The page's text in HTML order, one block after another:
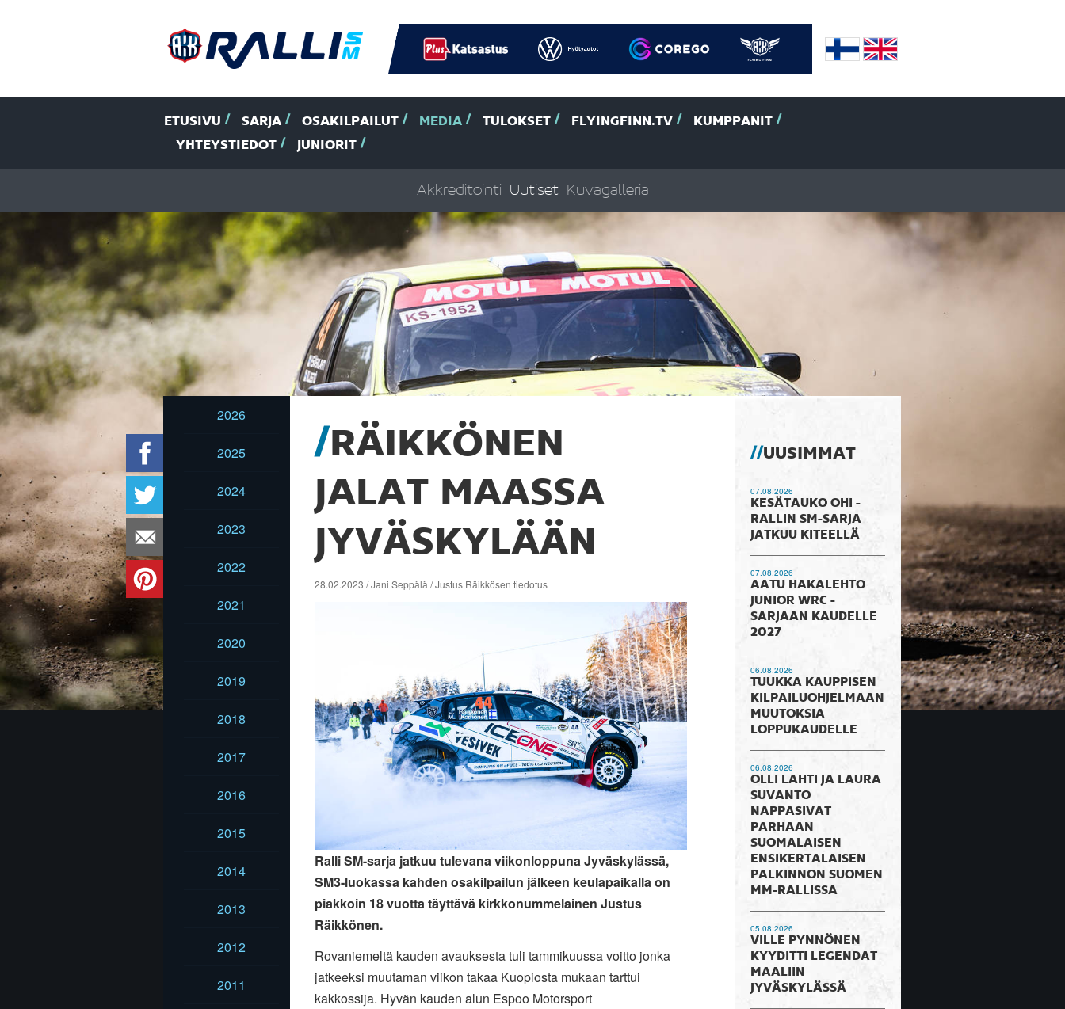
ETUSIVU SARJA OSAKILPAILUT MEDIA TULOKSET FLYINGFINN.TV
KUMPPANIT
YHTEYSTIEDOT
JUNIORIT
Akkreditointi Uutiset Kuvagalleria
2026
2025
2024
2023
2022
2021
2020
2019
2018
2017
2016
2015
2014
2013
2012
2011
RÄIKKÖNEN
JALAT MAASSA
JYVÄSKYLÄÄN
28.02.2023 / Jani Seppälä / Justus Räikkösen tiedotus
Ralli SM-sarja jatkuu tulevana viikonloppuna Jyväskylässä,
SM3-luokassa kahden osakilpailun jälkeen keulapaikalla on
piakkoin 18 vuotta täyttävä kirkkonummelainen Justus
Räikkönen.
Rovaniemeltä kauden avauksesta tuli tammikuussa voitto jonka
jatkeeksi muutaman viikon takaa Kuopiosta mukaan tarttui
kakkossija. Hyvän kauden alun Espoo Motorsport
UUSIMMAT
07.08.2026
KESÄTAUKO OHI -
RALLIN SM-SARJA
JATKUU KITEELLÄ
07.08.2026
AATU HAKALEHTO
JUNIOR WRC -
SARJAAN KAUDELLE
2027
06.08.2026
TUUKKA KAUPPISEN
KILPAILUOHJELMAAN
MUUTOKSIA
LOPPUKAUDELLE
06.08.2026
OLLI LAHTI JA LAURA
SUVANTO
NAPPASIVAT
PARHAAN
SUOMALAISEN
ENSIKERTALAISEN
PALKINNON SUOMEN
MM-RALLISSA
05.08.2026
VILLE PYNNÖNEN
KYYDITTI LEGENDAT
MAALIIN
JYVÄSKYLÄSSÄ